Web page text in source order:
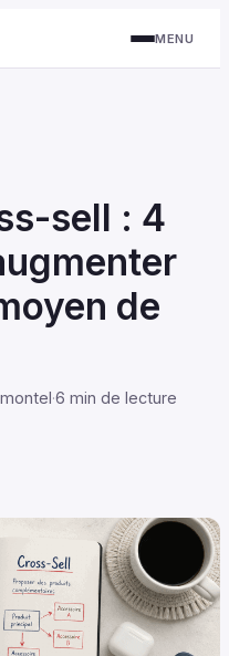
MENU
sell : 4
de
·6 min de lecture